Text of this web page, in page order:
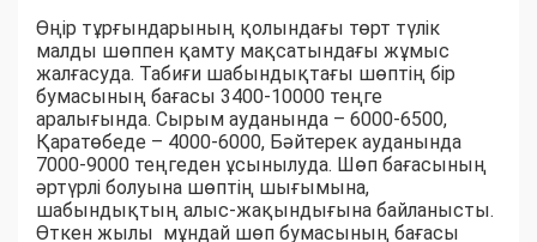
Өңір тұрғындарының қолындағы төрт түлік
малды шөппен қамту мақсатындағы жұмыс
жалғасуда. Табиғи шабындықтағы шөптің бір
бумасының бағасы 3400-10000 теңге
аралығында. Сырым ауданында – 6000-6500,
Қаратөбеде – 4000-6000, Бәйтерек ауданында
7000-9000 теңгеден ұсынылуда. Шөп бағасының
әртүрлі болуына шөптің шығымына,
шабындықтың алыс-жақындығына байланысты.
Өткен жылы мұндай шөп бумасының бағасы